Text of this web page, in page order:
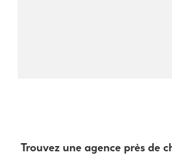
Trouvez une agence près de